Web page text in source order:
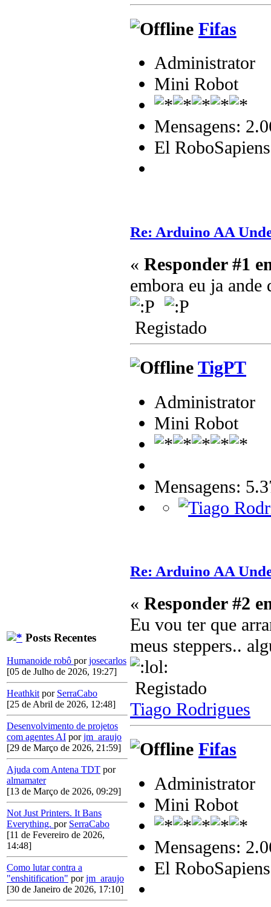
Posts Recentes
Humanoide robô porjosecarlos
[05 de Julho de 2026, 19:27]
Heathkit por SerraCabo
[25 de Abril de 2026, 12:48]
Desenvolvimento de projetos
com agentes AI porjm_araujo
[29 de Março de 2026, 21:59]
Ajuda com Antena TDT por
almamater
[13 de Março de 2026, 09:29]
Not Just Printers. It Bans
Everything. por SerraCabo
[11 de Fevereiro de 2026,
14:48]
Como lutar contra a
"enshitification" porjm_araujo
[30 de Janeiro de 2026, 17:10]
Fifas
Administrator
Mini Robot
Mensagens:
El RoboSapiens
Re: Arduino AA
« Responder #1
embora eu ja ande
Registado
TigPT
Administrator
Mini Robot
Mensagens:
Re: Arduino AA
« Responder #2
Eu vou ter que
meus steppers..
Registado
Tiago Rodrigues
Fifas
Administrator
Mini Robot
Mensagens:
El RoboSapiens